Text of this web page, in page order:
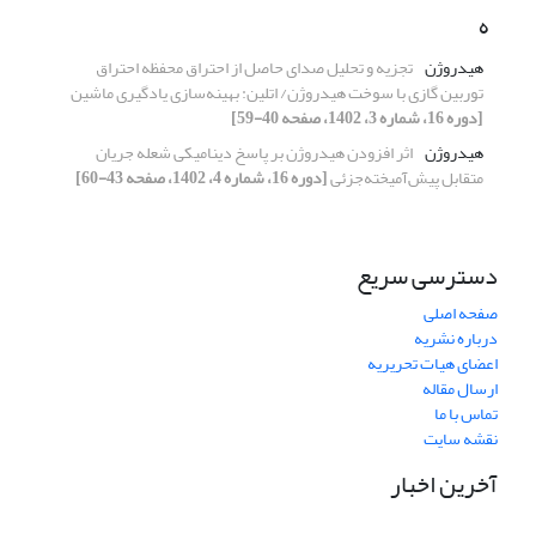
ه
هیدروژن تجزیه و تحلیل صدای حاصل از احتراق محفظه احتراق
توربین گازی با سوخت هیدروژن/ اتلین: بهینه‌سازی یادگیری ماشین
[دوره 16، شماره 3، 1402، صفحه 40-59]
هیدروژن اثر افزودن هیدروژن بر پاسخ دینامیکی شعله جریان
متقابل پیش‌آمیخته‌جزئی[دوره 16، شماره 4، 1402، صفحه 43-60]
دسترسی سریع
صفحه اصلی
درباره نشریه
اعضای هیات تحریریه
ارسال مقاله
تماس با ما
نقشه سایت
آخرین اخبار